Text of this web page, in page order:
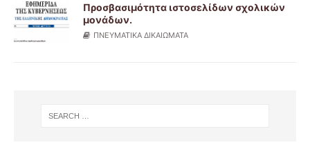
Προσβασιμότητα ιστοσελίδων σχολικών
μονάδων.
ΠΝΕΥΜΑΤΙΚΑ ΔΙΚΑΙΩΜΑΤΑ